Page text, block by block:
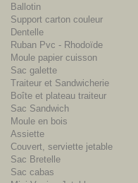
Ballotin
Support carton couleur
Dentelle
Ruban Pvc - Rhodoïde
Moule papier cuisson
Sac galette
Traiteur et Sandwicherie
Boîte et plateau traiteur
Sac Sandwich
Moule en bois
Assiette
Couvert, serviette jetable
Sac Bretelle
Sac cabas